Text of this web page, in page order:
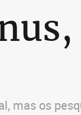
mas os